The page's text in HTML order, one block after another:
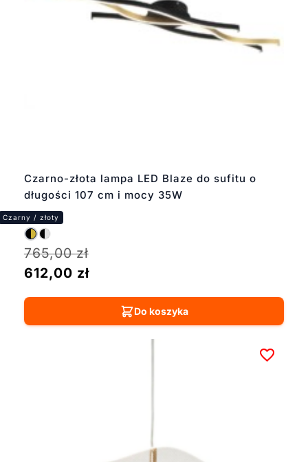
Czarno-złota lampa LED Blaze do sufitu o
długości 107 cm i mocy 35W
765,00zł
612,00 zł
Do koszyka